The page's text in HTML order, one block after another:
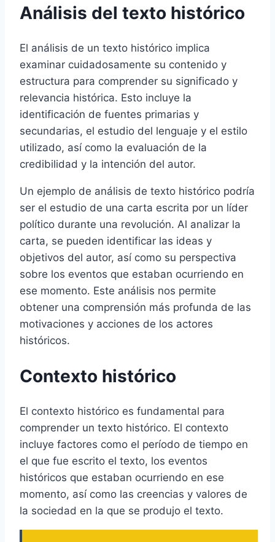
Análisis del texto histórico
El análisis de un texto histórico implica
examinar cuidadosamente su contenido y
estructura para comprender su significado y
relevancia histórica. Esto incluye la
identificación de fuentes primarias y
secundarias, el estudio del lenguaje y el estilo
utilizado, así como la evaluación de la
credibilidad y la intención del autor.
Un ejemplo de análisis de texto histórico podría
ser el estudio de una carta escrita por un líder
político durante una revolución. Al analizar la
carta, se pueden identificar las ideas y
objetivos del autor, así como su perspectiva
sobre los eventos que estaban ocurriendo en
ese momento. Este análisis nos permite
obtener una comprensión más profunda de las
motivaciones y acciones de los actores
históricos.
Contexto histórico
El contexto histórico es fundamental para
comprender un texto histórico. El contexto
incluye factores como el período de tiempo en
el que fue escrito el texto, los eventos
históricos que estaban ocurriendo en ese
momento, así como las creencias y valores de
la sociedad en la que se produjo el texto.